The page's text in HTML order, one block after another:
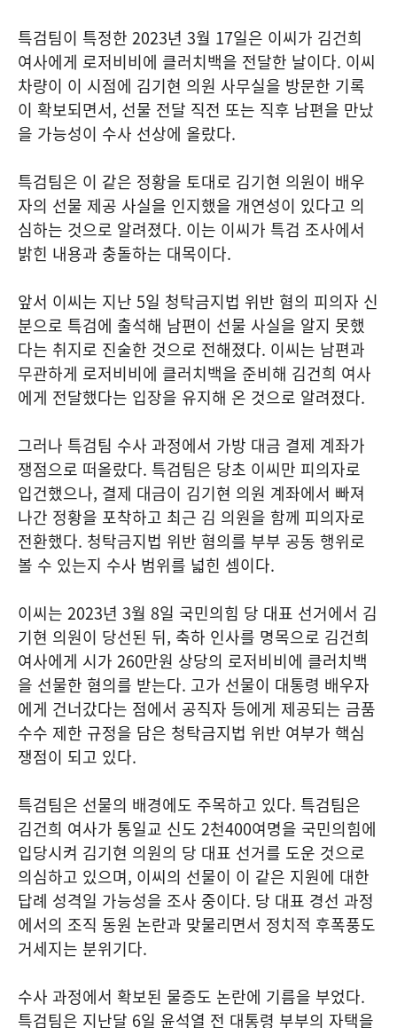
특검팀이 특정한 2023년 3월 17일은 이씨가 김건희
여사에게 로저비비에 클러치백을 전달한 날이다. 이씨
차량이 이 시점에 김기현 의원 사무실을 방문한 기록
이 확보되면서, 선물 전달 직전 또는 직후 남편을 만났
을 가능성이 수사 선상에 올랐다.
특검팀은 이 같은 정황을 토대로 김기현 의원이 배우
자의 선물 제공 사실을 인지했을 개연성이 있다고 의
심하는 것으로 알려졌다. 이는 이씨가 특검 조사에서
밝힌 내용과 충돌하는 대목이다.
앞서 이씨는 지난 5일 청탁금지법 위반 혐의 피의자 신
분으로 특검에 출석해 남편이 선물 사실을 알지 못했
다는 취지로 진술한 것으로 전해졌다. 이씨는 남편과
무관하게 로저비비에 클러치백을 준비해 김건희 여사
에게 전달했다는 입장을 유지해 온 것으로 알려졌다.
그러나 특검팀 수사 과정에서 가방 대금 결제 계좌가
쟁점으로 떠올랐다. 특검팀은 당초 이씨만 피의자로
입건했으나, 결제 대금이 김기현 의원 계좌에서 빠져
나간 정황을 포착하고 최근 김 의원을 함께 피의자로
전환했다. 청탁금지법 위반 혐의를 부부 공동 행위로
볼 수 있는지 수사 범위를 넓힌 셈이다.
이씨는 2023년 3월 8일 국민의힘 당 대표 선거에서 김
기현 의원이 당선된 뒤, 축하 인사를 명목으로 김건희
여사에게 시가 260만원 상당의 로저비비에 클러치백
을 선물한 혐의를 받는다. 고가 선물이 대통령 배우자
에게 건너갔다는 점에서 공직자 등에게 제공되는 금품
수수 제한 규정을 담은 청탁금지법 위반 여부가 핵심
쟁점이 되고 있다.
특검팀은 선물의 배경에도 주목하고 있다. 특검팀은
김건희 여사가 통일교 신도 2천400여명을 국민의힘에
입당시켜 김기현 의원의 당 대표 선거를 도운 것으로
의심하고 있으며, 이씨의 선물이 이 같은 지원에 대한
답례 성격일 가능성을 조사 중이다. 당 대표 경선 과정
에서의 조직 동원 논란과 맞물리면서 정치적 후폭풍도
거세지는 분위기다.
수사 과정에서 확보된 물증도 논란에 기름을 부었다.
특검팀은 지난달 6일 윤석열 전 대통령 부부의 자택을